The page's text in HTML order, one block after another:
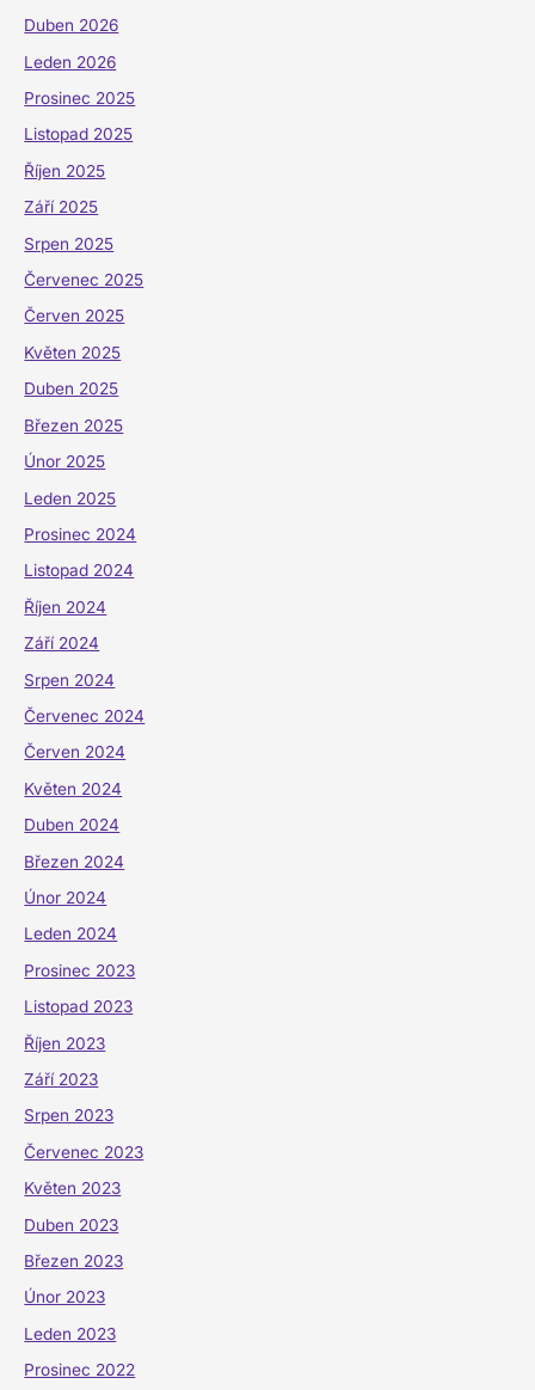
Duben 2026
Leden 2026
Prosinec 2025
Listopad 2025
Říjen 2025
Září 2025
Srpen 2025
Červenec 2025
Červen 2025
Květen 2025
Duben 2025
Březen 2025
Únor 2025
Leden 2025
Prosinec 2024
Listopad 2024
Říjen 2024
Září 2024
Srpen 2024
Červenec 2024
Červen 2024
Květen 2024
Duben 2024
Březen 2024
Únor 2024
Leden 2024
Prosinec 2023
Listopad 2023
Říjen 2023
Září 2023
Srpen 2023
Červenec 2023
Květen 2023
Duben 2023
Březen 2023
Únor 2023
Leden 2023
Prosinec 2022